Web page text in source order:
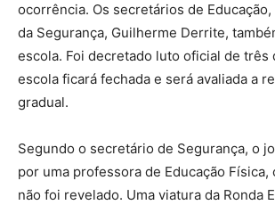
ocorrência. Os secretários de Educação,
da Segurança, Guilherme Derrite,
escola. Foi decretado luto oficial de três
escola ficará fechada e será avaliada a
gradual.
Segundo o secretário de Segurança, o
por uma professora de Educação Física,
não foi revelado. Uma viatura da Ronda